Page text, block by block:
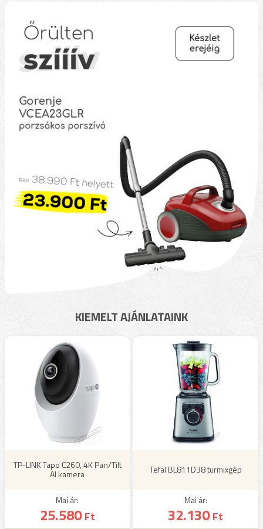
KIEMELT AJÁNLATAINK
TP-LINK Tapo C260, 4K Pan/Tilt
AI kamera
Mai ár:
25.580Ft
Tefal BL811D38 turmixgép
Mai ár:
32.130Ft